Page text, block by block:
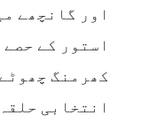
انتخابی